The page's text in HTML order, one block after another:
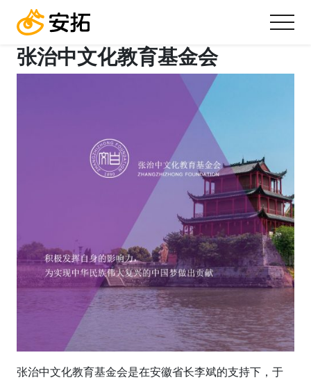
张治中文化教育基金会
张治中文化教育基金会是在安徽省长李斌的支持下，于